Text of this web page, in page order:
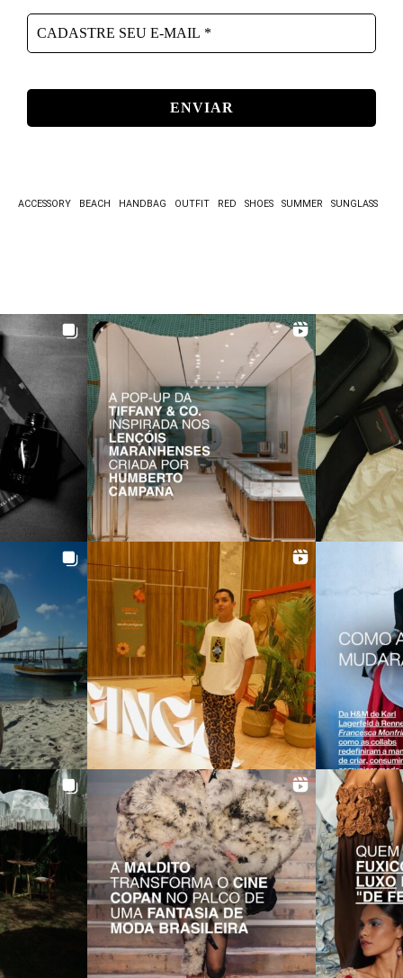
CADASTRE
SEU
*
ACCESSORY BEACH HANDBAG OUTFIT RED SHOES SUMMER SUNGLASS